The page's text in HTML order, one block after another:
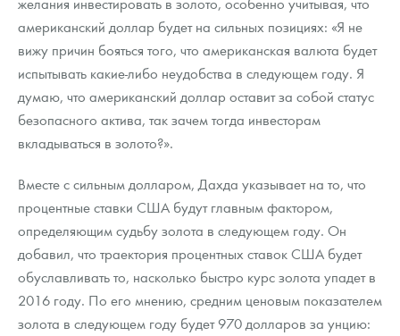
Русская нумизматика
Золотая карманная галерея
Наборы подарочных и коллекционных монет
Монеты и жетоны из недрагоценных металлов
Книги по нумизматике
американский доллар будет на сильных позициях: «Я не
вижу причин бояться того, что американская валюта будет
испытывать какие-либо неудобства в следующем году. Я
думаю, что американский доллар оставит за собой статус
безопасного актива, так зачем тогда инвесторам
вкладываться в золото?».
Вместе с сильным долларом, Дахда указывает на то, что
процентные ставки США будут главным фактором,
определяющим судьбу золота в следующем году. Он
добавил, что траектория процентных ставок США будет
обуславливать то, насколько быстро курс золота упадет в
2016 году. По его мнению, средним ценовым показателем
золота в следующем году будет 970 долларов за унцию: